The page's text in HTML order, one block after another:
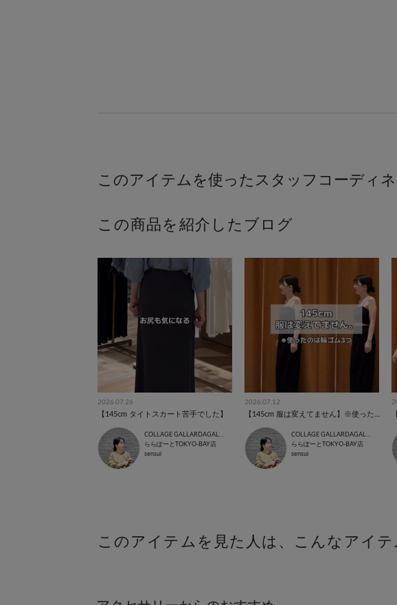
この商品を紹介したブログ
2026.07.26
【145cm タイトスカート苦手でした】
COLLAGE GALLARDAGALANTE
ららぽーとTOKYO-BAY店
sensui
2026.07.12
【145cm 服は変えてません】※使ったのは輪ゴム3つ
COLLAGE GALLARDAGALANTE
ららぽーとTOKYO-BAY店
sensui
このアイテムを見た人は、こんなアイ